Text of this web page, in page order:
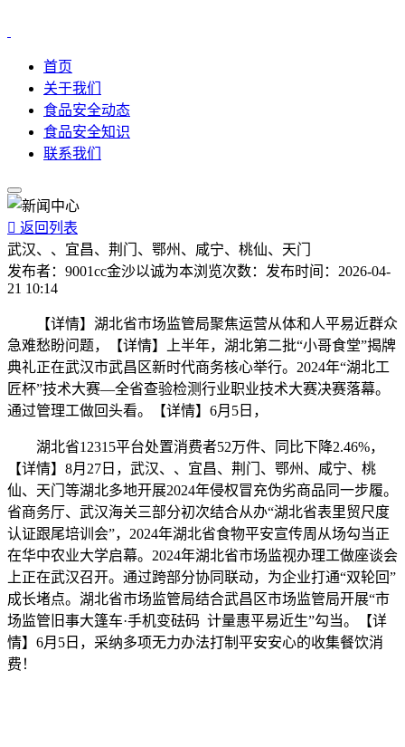
首页
关于我们
食品安全动态
食品安全知识
联系我们
 返回列表
武汉、、宜昌、荆门、鄂州、咸宁、桃仙、天门
发布者： 9001cc金沙以诚为本浏览次数： 发布时间： 2026-04-
21 10:14
【详情】湖北省市场监管局聚焦运营从体和人平易近群众
急难愁盼问题，【详情】上半年，湖北第二批“小哥食堂”揭牌
典礼正在武汉市武昌区新时代商务核心举行。2024年“湖北工
匠杯”技术大赛—全省查验检测行业职业技术大赛决赛落幕。
通过管理工做回头看。【详情】6月5日，
湖北省12315平台处置消费者52万件、同比下降2.46%，
【详情】8月27日，武汉、、宜昌、荆门、鄂州、咸宁、桃
仙、天门等湖北多地开展2024年侵权冒充伪劣商品同一步履。
省商务厅、武汉海关三部分初次结合从办“湖北省表里贸尺度
认证跟尾培训会”，2024年湖北省食物平安宣传周从场勾当正
在华中农业大学启幕。2024年湖北省市场监视办理工做座谈会
上正在武汉召开。通过跨部分协同联动，为企业打通“双轮回”
成长堵点。湖北省市场监管局结合武昌区市场监管局开展“市
场监管旧事大篷车·手机变砝码 计量惠平易近生”勾当。【详
情】6月5日，采纳多项无力办法打制平安安心的收集餐饮消
费！